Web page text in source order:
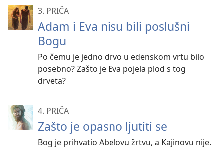
3. PRIČA
Adam i Eva nisu bili poslušni
Bogu
Po čemu je jedno drvo u edenskom vrtu bilo
posebno? Zašto je Eva pojela plod s tog
drveta?
4. PRIČA
Zašto je opasno ljutiti se
Bog je prihvatio Abelovu žrtvu, a Kajinovu nije.